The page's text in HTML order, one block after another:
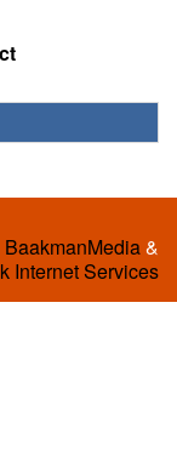
BaakmanMedia&
Internet Services